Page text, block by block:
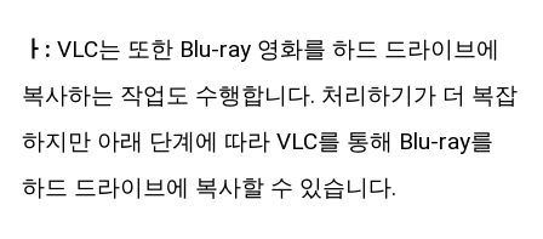
ㅏ: VLC는 또한 Blu-ray 영화를 하드 드라이브에
복사하는 작업도 수행합니다. 처리하기가 더 복잡
하지만 아래 단계에 따라 VLC를 통해 Blu-ray를
하드 드라이브에 복사할 수 있습니다.